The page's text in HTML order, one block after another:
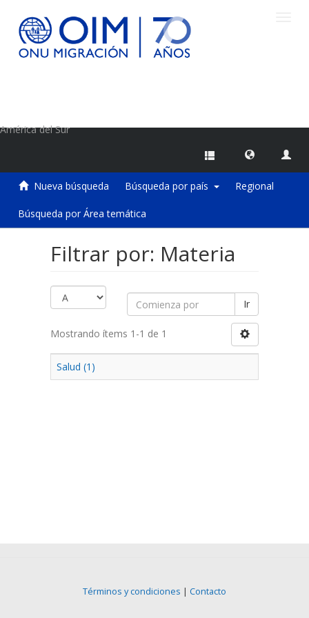
América del Sur
Nueva búsqueda Búsqueda por país Regional
Búsqueda por Área temática
Filtrar por: Materia
Ir
Mostrando ítems 1-1 de 1
Salud (1)
Términos y condiciones | Contacto